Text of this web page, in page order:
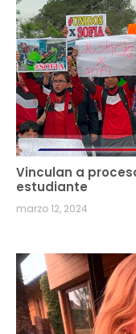
Vinculan a
estudiante
marzo 12, 2024